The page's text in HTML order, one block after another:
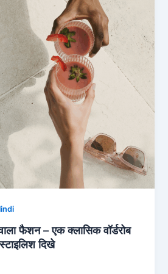
फैशन – एक क्लासिक वॉर्डरोब
दिखे